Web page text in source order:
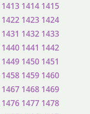
1413 1414 1415
1422 1423 1424
1431 1432 1433
1440 1441 1442
1449 1450 1451
1458 1459 1460
1467 1468 1469
1476 1477 1478